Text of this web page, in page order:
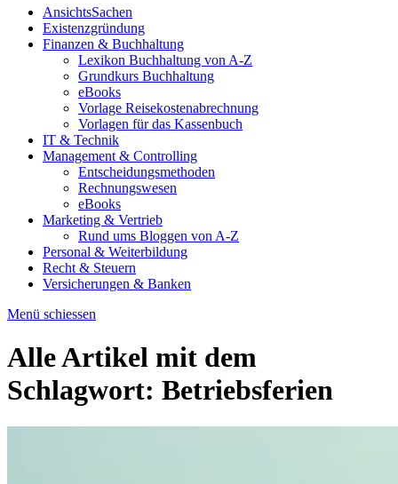
AnsichtsSachen
Existenzgründung
Finanzen & Buchhaltung
Lexikon Buchhaltung von A-Z
Grundkurs Buchhaltung
eBooks
Vorlage Reisekostenabrechnung
Vorlagen für das Kassenbuch
IT & Technik
Management & Controlling
Entscheidungsmethoden
Rechnungswesen
eBooks
Marketing & Vertrieb
Rund ums Bloggen von A-Z
Personal & Weiterbildung
Recht & Steuern
Versicherungen & Banken
Menü schiessen
Alle Artikel mit dem
Schlagwort: Betriebsferien